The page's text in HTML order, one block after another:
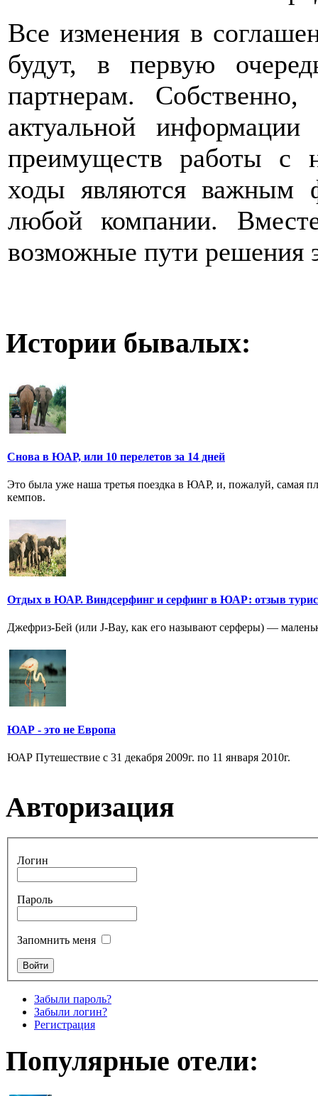
Все изменения в
будут, в первую
партнерам. Собственно,
актуальной
преимуществ работы с
ходы являются важным
любой компании.
возможные пути решения
Истории бывалых:
Снова в ЮАР, или 10 перелетов за 14 дней
Это была уже наша третья поездка в ЮАР, и, пожалуй, самая
кемпов.
Отдых в ЮАР. Виндсерфинг и серфинг в ЮАР: отзыв
Джефриз-Бей (или J-Bay, как его называют серферы) —
ЮАР - это не Европа
ЮАР Путешествие с 31 декабря 2009г. по 11 января 2010г.
Авторизация
Логин
Пароль
Запомнить меня
Забыли пароль?
Забыли логин?
Регистрация
Популярные отели: